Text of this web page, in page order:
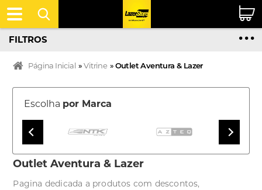
Página Inicial » Vitrine »Outlet Aventura & Lazer
Escolha por Marca
FILTROS
Outlet Aventura & Lazer
Pagina dedicada a produtos com descontos,